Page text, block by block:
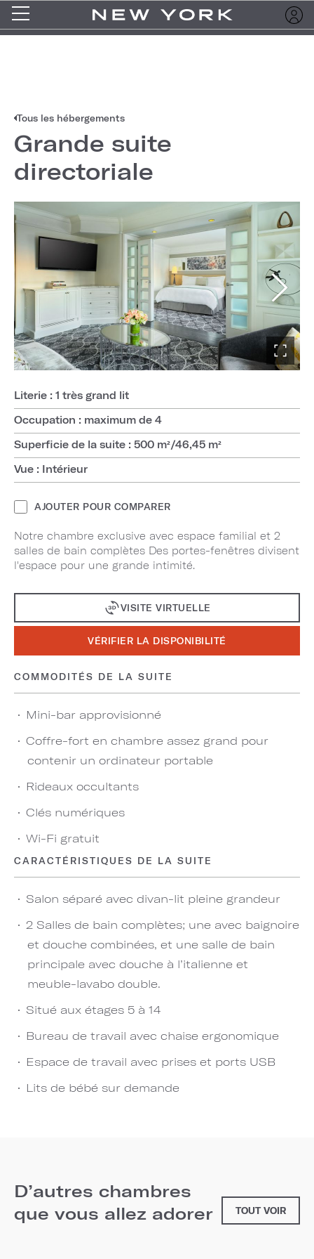
Tous les hébergements
Grande suite
directoriale
Literie : 1 très grand lit
Occupation : maximum de 4
Superficie de la suite : 500 m²/46,45 m²
Vue : Intérieur
AJOUTER POUR COMPARER
Notre chambre exclusive avec espace familial et 2
salles de bain complètes Des portes-fenêtres divisent
l'espace pour une grande intimité.
VISITE VIRTUELLE
VÉRIFIER LA DISPONIBILITÉ
COMMODITÉS DE LA SUITE
Mini-bar approvisionné
Coffre-fort en chambre assez grand pour
contenir un ordinateur portable
Rideaux occultants
Clés numériques
Wi-Fi gratuit
CARACTÉRISTIQUES DE LA SUITE
Salon séparé avec divan-lit pleine grandeur
2 Salles de bain complètes; une avec baignoire
et douche combinées, et une salle de bain
principale avec douche à l’italienne et
meuble-lavabo double.
Situé aux étages 5 à 14
Bureau de travail avec chaise ergonomique
Espace de travail avec prises et ports USB
Lits de bébé sur demande
D’autres chambres
que vous allez adorer
TOUT VOIR